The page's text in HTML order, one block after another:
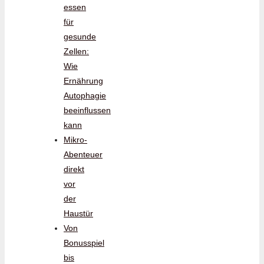
essen
für
gesunde
Zellen:
Wie
Ernährung
Autophagie
beeinflussen
kann
Mikro-
Abenteuer
direkt
vor
der
Haustür
Von
Bonusspiel
bis